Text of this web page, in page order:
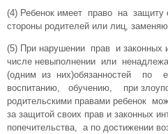
(4) Ребенок имеет право на защиту
стороны родителей или лиц,
(5) При нарушении прав и законных
числе невыполнении или
(одним из них)обязанностей по
воспитанию, обучению, при
родительскими правами ребенок
за защитой своих прав и законных
попечительства, а по достижении